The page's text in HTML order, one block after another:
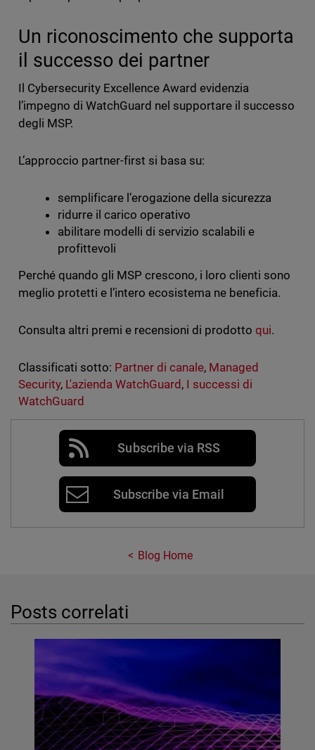
Un riconoscimento che supporta
il successo dei partner
Il Cybersecurity Excellence Award evidenzia
l’impegno di WatchGuard nel supportare il successo
degli MSP.
L’approccio partner-first si basa su:
semplificare l’erogazione della sicurezza
ridurre il carico operativo
abilitare modelli di servizio scalabili e
profittevoli
Perché quando gli MSP crescono, i loro clienti sono
meglio protetti e l’intero ecosistema ne beneficia.
Consulta altri premi e recensioni di prodottoqui.
Classificati sotto: Partner di canale, Managed
Security, L'azienda WatchGuard , I successi di
WatchGuard
Subscribe via RSS
Subscribe via Email
Blog Home
Posts correlati